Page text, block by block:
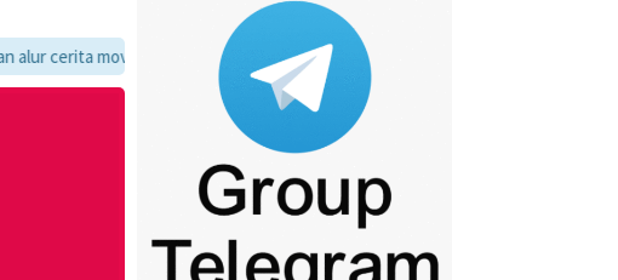
favoritmu dalam satu tempat yang praktis dan update setiap hari.